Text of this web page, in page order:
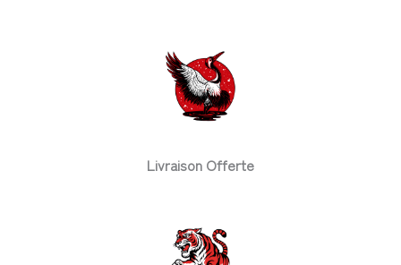
Livraison Offerte